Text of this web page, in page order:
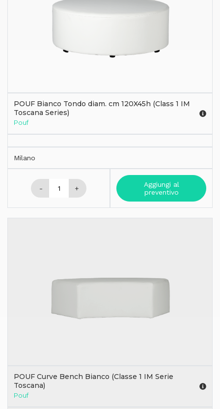
POUF Bianco Tondo diam. cm 120X45h (Class 1 IM
Toscana Series)
Pouf
Milano
- +
Aggiungi al
preventivo
POUF Curve Bench Bianco (Classe 1 IM Serie
Toscana)
Pouf